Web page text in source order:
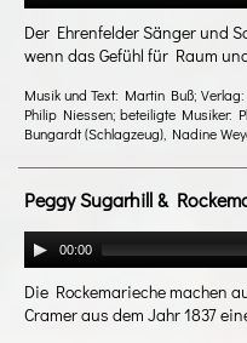
Der Ehrenfelder Sänger und
wenn das Gefühl für Raum
Musik und Text: Martin Buß;
Philip Niessen; beteiligte Musiker:
Bungardt (Schlagzeug), Nadine
Peggy Sugarhill &
00:00
Die Rockemarieche machen
Cramer aus dem Jahr 1837